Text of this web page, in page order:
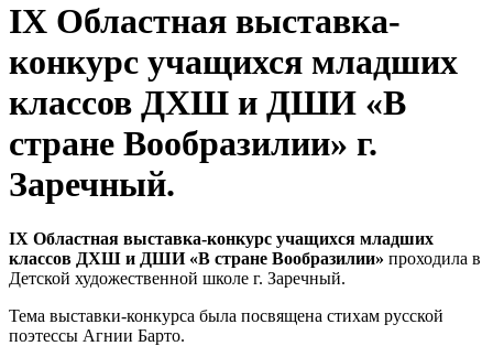
IX Областная выставка-
конкурс учащихся младших
классов ДХШ и ДШИ «В
стране Вообразилии» г.
Заречный.
IX Областная выставка-конкурс учащихся младших
классов ДХШ и ДШИ «В стране Вообразилии» проходила в
Детской художественной школе г. Заречный.
Тема выставки-конкурса была посвящена стихам русской
поэтессы Агнии Барто.